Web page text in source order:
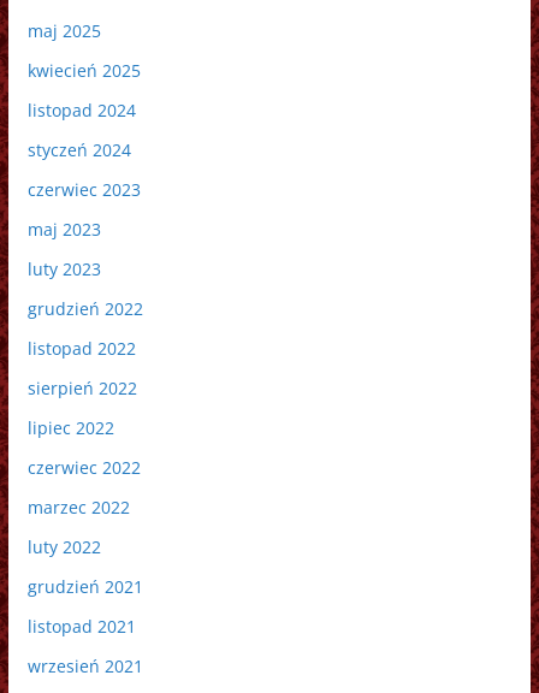
maj 2025
kwiecień 2025
listopad 2024
styczeń 2024
czerwiec 2023
maj 2023
luty 2023
grudzień 2022
listopad 2022
sierpień 2022
lipiec 2022
czerwiec 2022
marzec 2022
luty 2022
grudzień 2021
listopad 2021
wrzesień 2021